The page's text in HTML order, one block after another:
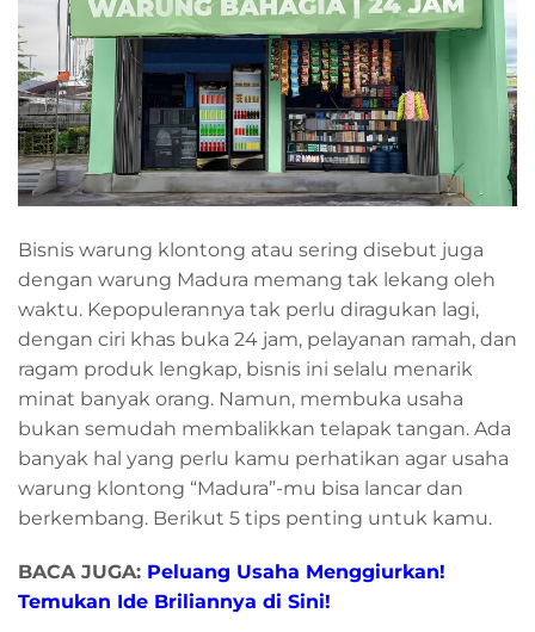
Bisnis warung klontong atau sering disebut juga
dengan warung Madura memang tak lekang oleh
waktu. Kepopulerannya tak perlu diragukan lagi,
dengan ciri khas buka 24 jam, pelayanan ramah, dan
ragam produk lengkap, bisnis ini selalu menarik
minat banyak orang. Namun, membuka usaha
bukan semudah membalikkan telapak tangan. Ada
banyak hal yang perlu kamu perhatikan agar usaha
warung klontong “Madura”-mu bisa lancar dan
berkembang. Berikut 5 tips penting untuk kamu.
BACA JUGA: Peluang Usaha Menggiurkan!
Temukan Ide Briliannya di Sini!